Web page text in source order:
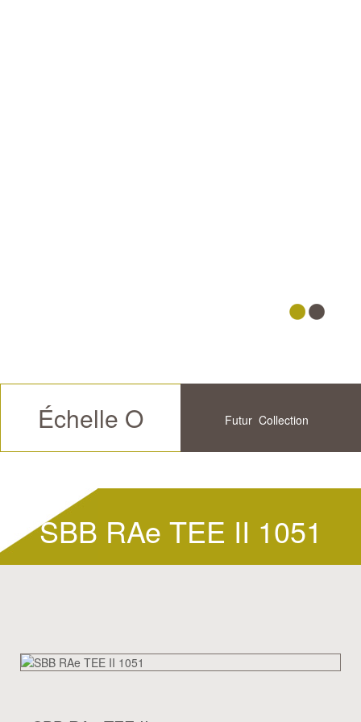
Échelle O Futur Collection
SBB RAe TEE II 1051